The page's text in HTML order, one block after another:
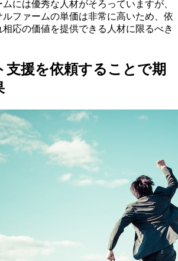
には優秀な人材がそろっていますが、
ファームの単価は非常に高いため、依
応の価値を提供できる人材に限るべき
支援を依頼することで期